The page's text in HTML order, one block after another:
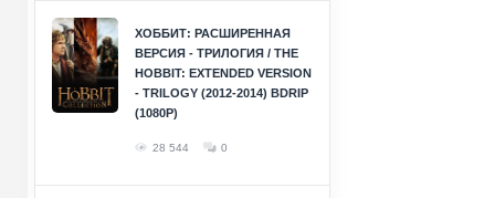
ХОББИТ: РАСШИРЕННАЯ
ВЕРСИЯ - ТРИЛОГИЯ / THE
HOBBIT: EXTENDED VERSION
- TRILOGY (2012-2014) BDRIP
(1080P)
28 544 0